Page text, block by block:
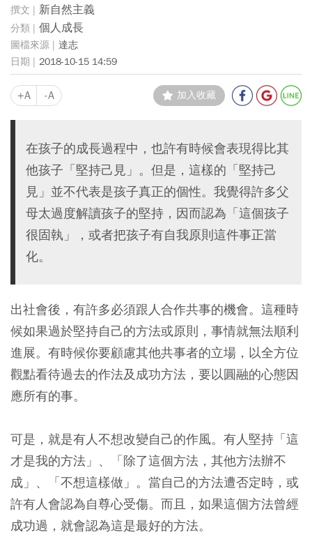
新自然主義
個人成長
達志
2018-10-15 14:59
+A -A 加入收藏
在孩子的成長過程中，也許有時候會表現得比其
他孩子「堅持己見」。但是，這樣的「堅持己
見」並不代表是孩子真正的個性。我覺得許多父
母太過度解讀孩子的堅持，因而認為「這個孩子
很固執」，或者把孩子有自我原則這件事正當
化。
出社會後，有許多必須跟人合作共事的機會。這種時
候如果過於堅持自己的方法或原則，事情就無法順利
進展。有時候你要顧慮其他共事者的立場，以全方位
觀點看待過去的作法及成功方法，要以圓融的心態因
應所有的事。
可是，就是有人不想改變自己的作風。有人堅持「這
才是我的方法」、「除了這個方法，其他方法辦不
成」、「不想這樣做」。當自己的方法遭否定時，或
許有人會認為自尊心受傷。而且，如果這個方法曾經
成功過，就會認為這是最好的方法。